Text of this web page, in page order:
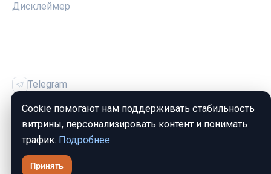
Дисклеймер
Telegram
Vk
© 2026 ЗаймИнфо. Все права защищены.
Cookie помогают нам поддерживать стабильность
витрины, персонализировать контент и понимать
трафик. Подробнее
Принять